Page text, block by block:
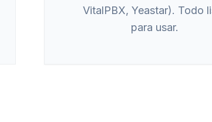
VitalPBX, Yeastar). Todo
para usar.